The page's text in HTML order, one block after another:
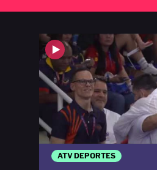
ATV DEPORTES